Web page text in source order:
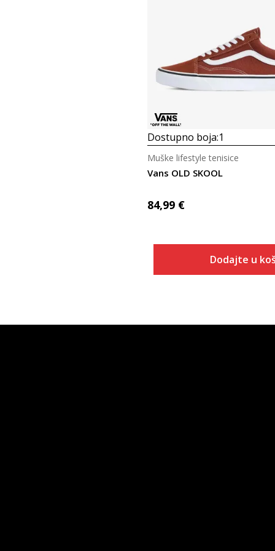
Dostupno boja:1
Vans OLD SKOOL
Muške lifestyle tenisice
84,99 €
Dodajte u